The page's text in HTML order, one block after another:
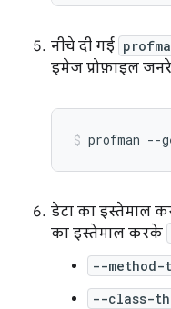
नीचे दी गई
इमेज प्रोफ़ाइल
profman --
डेटा का इस्तेमाल
का इस्तेमाल करके
--method-
--class-